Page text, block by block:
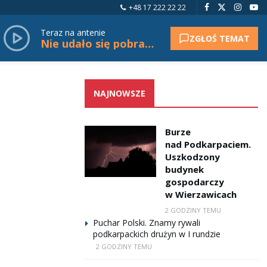
+48 17 222 22 22
Teraz na antenie
Nie udało się pobrać tytułu. ZGŁOŚ TEMAT
NAJNOWSZE
Burze
nad Podkarpaciem.
Uszkodzony
budynek
gospodarczy
w Wierzawicach
2 GODZINY TEMU
Puchar Polski. Znamy rywali
podkarpackich drużyn w I rundzie
2 GODZINY TEMU